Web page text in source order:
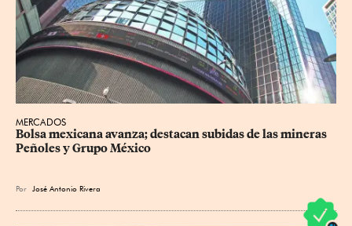
MERCADOS
Bolsa mexicana avanza; destacan subidas de las mineras
Peñoles y Grupo México
Por José Antonio Rivera